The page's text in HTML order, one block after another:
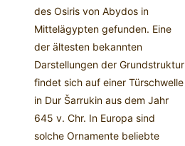
des Osiris von Abydos in
Mittelägypten gefunden. Eine
der ältesten bekannten
Darstellungen der Grundstruktur
findet sich auf einer Türschwelle
in Dur Šarrukin aus dem Jahr
645 v. Chr. In Europa sind
solche Ornamente beliebte